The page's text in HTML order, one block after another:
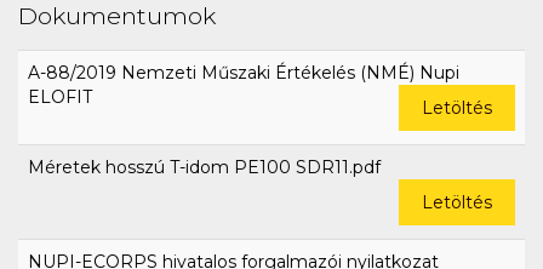
Dokumentumok
A-88/2019 Nemzeti Műszaki Értékelés (NMÉ) Nupi
ELOFIT
Letöltés
Méretek hosszú T-idom PE100 SDR11.pdf
Letöltés
NUPI-ECORPS hivatalos forgalmazói nyilatkozat